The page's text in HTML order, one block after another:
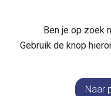
Ben je op zoek
Gebruik de knop
Naar